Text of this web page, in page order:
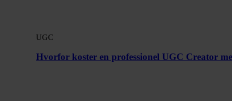
UGC
Hvorfor koster en professionel UGC Creator